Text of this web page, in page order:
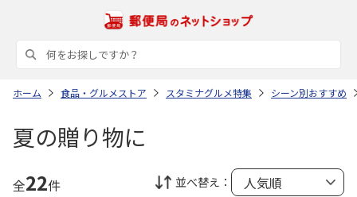
ホーム 食品・グルメストア スタミナグルメ特集 シーン別おすすめ
夏の贈り物に
全22件 並べ替え：